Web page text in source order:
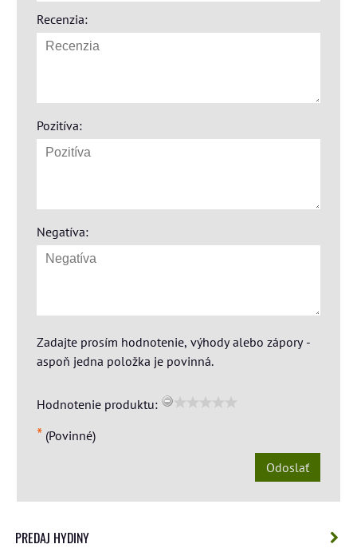
Recenzia:
Pozitíva:
Negatíva:
Zadajte prosím hodnotenie, výhody alebo zápory -
aspoň jedna položka je povinná.
Hodnotenie produktu:
* (Povinné)
Odoslať
PREDAJ HYDINY